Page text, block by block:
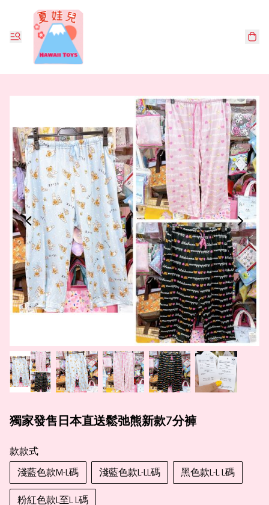
獨家發售日本直送鬆弛熊新款7分褲
款款式
淺藍色款M-L碼
淺藍色款L-LL碼 黑色款L-L L碼
粉紅色款L至L L碼